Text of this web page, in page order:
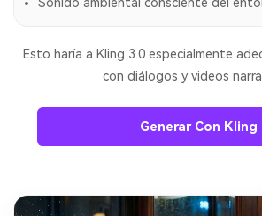
Esto haría a Kling 3.0 especialmente
con diálogos y videos
Generar Con Kling